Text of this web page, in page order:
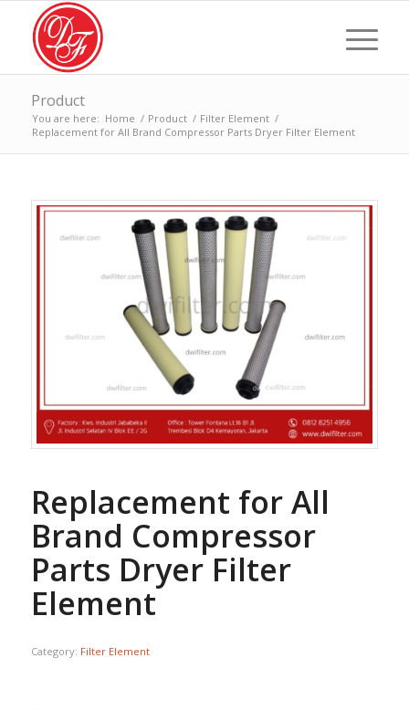
Product
You are here: Home / Product / Filter Element /
Replacement for All Brand Compressor Parts Dryer Filter Element
Replacement for All
Brand Compressor
Parts Dryer Filter
Element
Category: Filter Element